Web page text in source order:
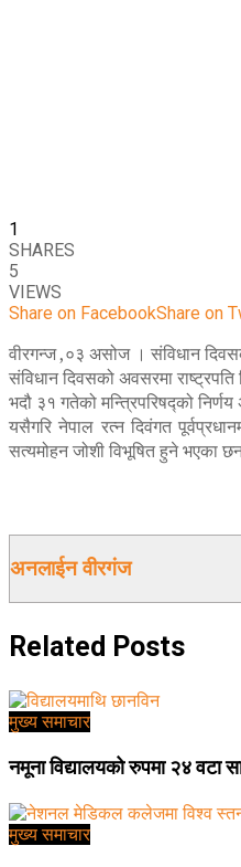
1
SHARES
5
VIEWS
Share on FacebookShare on
वीरगन्ज ,०३ असोज । संविधान
संविधान दिवसको अवसरमा
भदौ ३१ गतेको मन्त्रिपरिषद्को
यसैगरि नेपाल रत्न दिवंगत
सत्यमोहन जोशी विभूषित हुने भएका
अनलाईन वीरगंज
Related Posts
मुख्य समाचार
नमूना विद्यालयको रुपमा २४ वटा
मुख्य समाचार